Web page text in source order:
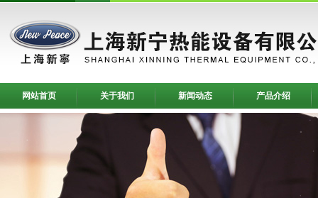
网站首页 关于我们 新闻动态 产品介绍